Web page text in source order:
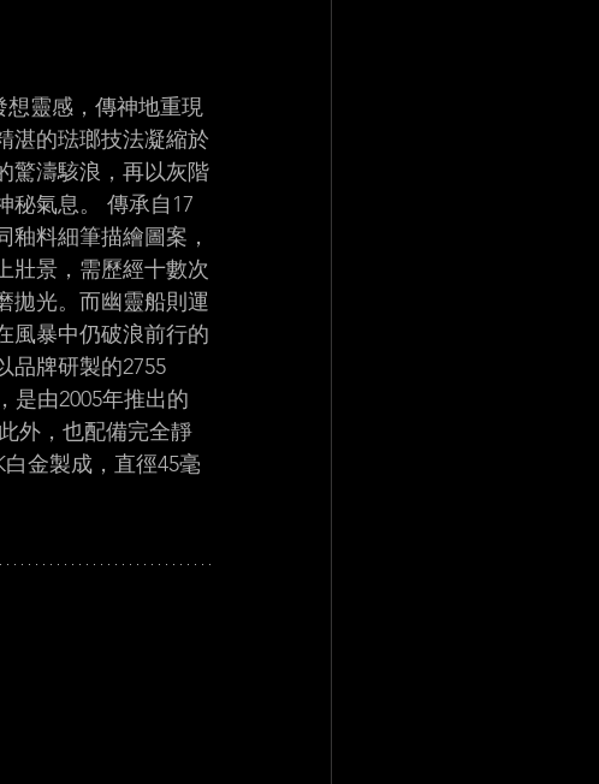
想靈感，傳神地重現
湛的琺瑯技法凝縮於
驚濤駭浪，再以灰階
秘氣息。 傳承自17
料細筆描繪圖案，
壯景，需歷經十數次
拋光。而幽靈船則運
風暴中仍破浪前行的
品牌研製的2755
是由2005年推出的
外，也配備完全靜
金製成，直徑45毫